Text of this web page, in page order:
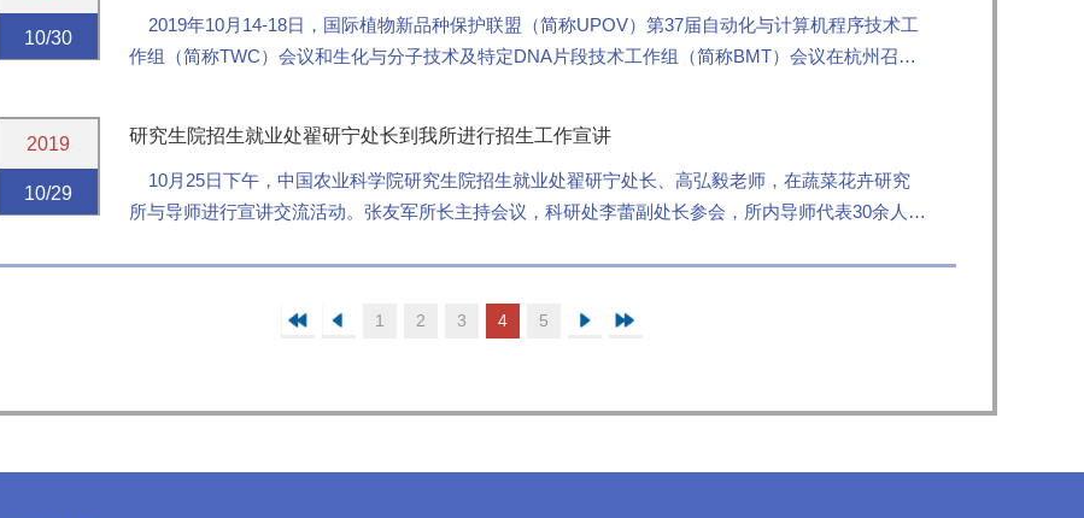
10/30
2019年10月14-18日，国际植物新品种保护联盟（简称UPOV）第37届自动化与计算机程序技术工
作组（简称TWC）会议和生化与分子技术及特定DNA片段技术工作组（简称BMT）会议在杭州召
2019
10/29
研究生院招生就业处翟研宁处长到我所进行招生工作宣讲
10月25日下午，中国农业科学院研究生院招生就业处翟研宁处长、高弘毅老师，在蔬菜花卉研究
所与导师进行宣讲交流活动。张友军所长主持会议，科研处李蕾副处长参会，所内导师代表30余人参
1 2 3 4 5